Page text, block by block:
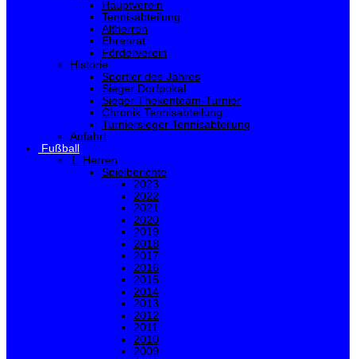
Hauptverein
Tennisabteilung
Altherren
Ehrenrat
Förderverein
Historie
Sportler des Jahres
Sieger Dorfpokal
Sieger Thekenteam-Turnier
Chronik Tennisabteilung
Turniersieger Tennisabteilung
Anfahrt
Fußball
1. Herren
Spielberichte
2023
2022
2021
2020
2019
2018
2017
2016
2015
2014
2013
2012
2011
2010
2009